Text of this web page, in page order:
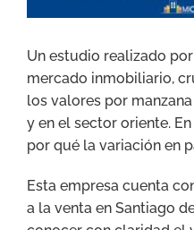
Un estudio realizado por
mercado inmobiliario,
los valores por
y en el sector oriente.
por qué la variación en
Esta empresa cuenta
a la venta en Santiago